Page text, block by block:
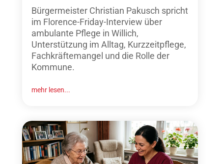
Bürgermeister Christian Pakusch spricht
im Florence-Friday-Interview über
ambulante Pflege in Willich,
Unterstützung im Alltag, Kurzzeitpflege,
Fachkräftemangel und die Rolle der
Kommune.
mehr lesen...